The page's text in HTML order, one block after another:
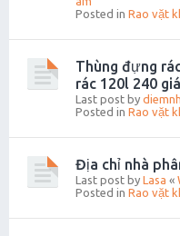
Posted in Rao vặt
Thùng đựng
rác 120l 240
Last post by
Posted in Rao vặt
Địa chỉ nhà
Last post by Lasa «
Posted in Rao vặt